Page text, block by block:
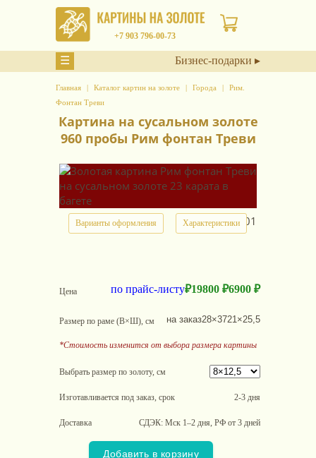
+7 903 796-00-73
☰ Бизнес-подарки ▸
Главная Каталог картин на золоте Города
Рим.
Фонтан Треви
Картина на сусальном золоте
960 пробы Рим фонтан Треви
Варианты оформления Характеристики
арт.11801
Цена 6900 ₽
19800 ₽
₽
по прайс-листу
Размер по раме (В×Ш), см 21×25,5
28×37
на заказ
*Стоимость изменится от выбора размера картины
Выбрать размер по золоту, см
Изготавливается под заказ, срок 2-3 дня
Доставка СДЭК: Мск 1–2 дня, РФ от 3 дней
Добавить в корзину